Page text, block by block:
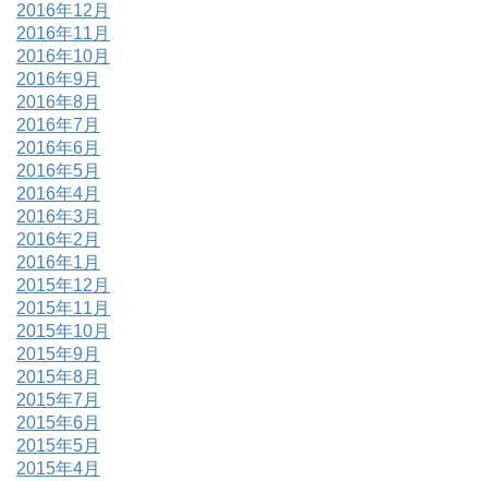
2016年12月
2016年11月
2016年10月
2016年9月
2016年8月
2016年7月
2016年6月
2016年5月
2016年4月
2016年3月
2016年2月
2016年1月
2015年12月
2015年11月
2015年10月
2015年9月
2015年8月
2015年7月
2015年6月
2015年5月
2015年4月